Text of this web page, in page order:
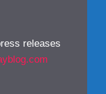
releases